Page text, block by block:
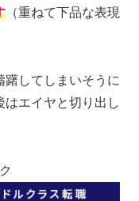
（重ねて下品な表現
してしまいそうに
はエイヤと切り出し